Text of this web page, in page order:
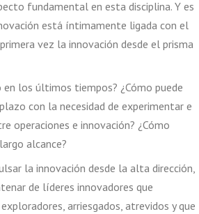
fundamental en esta disciplina. Y es
está íntimamente ligada con el
vez la innovación desde el prisma
los últimos tiempos? ¿Cómo puede
con la necesidad de experimentar e
operaciones e innovación? ¿Cómo
alcance?
la innovación desde la alta dirección,
de líderes innovadores que
arriesgados, atrevidos y que